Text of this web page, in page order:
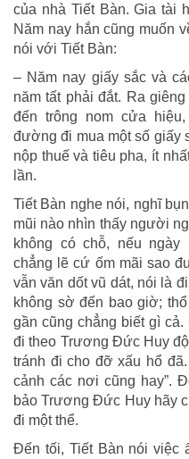
của nhà Tiết Bàn. Gia tài
Năm nay hắn cũng muốn
nói với Tiết Bàn:
– Năm nay giấy sắc và
năm tất phải đắt. Ra
đến trông nom cửa
đường đi mua một số giấy
nộp thuế và tiêu pha, ít
lần.
Tiết Bàn nghe nói, nghĩ
mũi nào nhìn thấy người
không có chỗ, nếu
chẳng lẽ cứ ốm mãi sao
vẫn văn dốt vũ dát, nói là
không sờ đến bao giờ;
gần cũng chẳng biết gì
đi theo Trương Đức Huy
tránh đi cho đỡ xấu hổ
cảnh các nơi cũng hay”.
bảo Trương Đức Huy hãy
đi một thể.
Đến tối, Tiết Bàn nói việc